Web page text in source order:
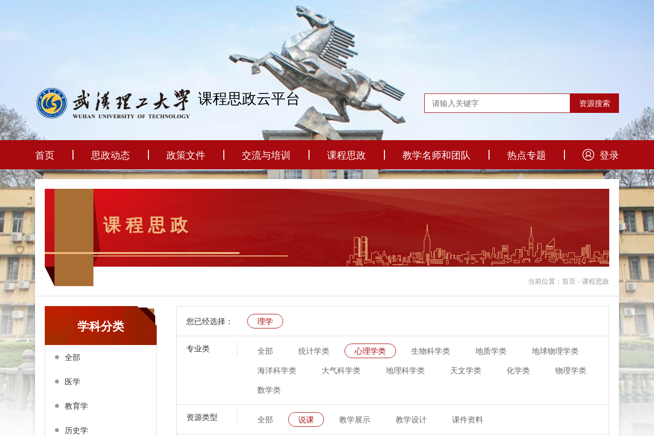
课程思政云平台
首页 思政动态 政策文件 交流与培训 课程思政 教学名师和团队 热点专题 登录
课 程 思 政
当前位置：首页 - 课程思政
学科分类
全部
医学
教育学
历史学
您已经选择： 理学
专业类 全部 统计学类 心理学类 生物科学类 地质学类
地球物理学类
海洋科学类
大气科学类 地理科学类 天文学类 化学类
物理学类
数学类
资源类型 全部 说课 教学展示 教学设计 课件资料